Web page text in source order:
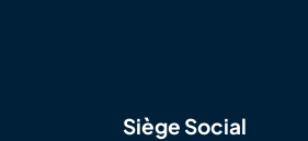
Siège Social